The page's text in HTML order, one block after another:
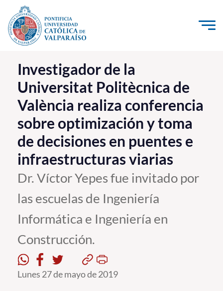
Click acá para ir directamente al contenido
La Universidad
Investigación, Creación e Innovación
PUCV Internacional
Vinculación con el Medio
Admisión
Pregrado
Postgrado
Formación Continua
Estudiantes
Académicos
Investigador de la
Universitat Politècnica de
València realiza conferencia
sobre optimización y toma
de decisiones en puentes e
infraestructuras viarias
Dr. Víctor Yepes fue invitado por
las escuelas de Ingeniería
Informática e Ingeniería en
Construcción.
Lunes 27 de mayo de 2019